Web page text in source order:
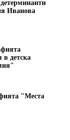
Иванова
в детска
"Места